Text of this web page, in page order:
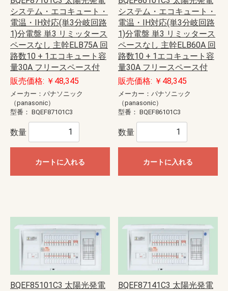
システム・エコキュート・
電温・IH対応(単3分岐回路
1)分電盤 単3 リミッタース
ペースなし 主幹ELB75A 回
路数10 + 1エコキュート容
量30A フリースペース付
販売価格: ￥48,345
メーカー：パナソニック
（panasonic）
型番： BQEF87101C3
数量
カートに入れる
システム・エコキュート・
電温・IH対応(単3分岐回路
1)分電盤 単3 リミッタース
ペースなし 主幹ELB60A 回
路数10 + 1エコキュート容
量30A フリースペース付
販売価格: ￥48,345
メーカー：パナソニック
（panasonic）
型番： BQEF86101C3
数量
カートに入れる
BQEF85101C3 太陽光発電
BQEF87141C3 太陽光発電